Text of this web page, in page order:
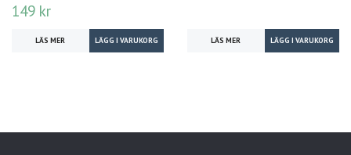
149 kr
LÄS MER LÄS MER